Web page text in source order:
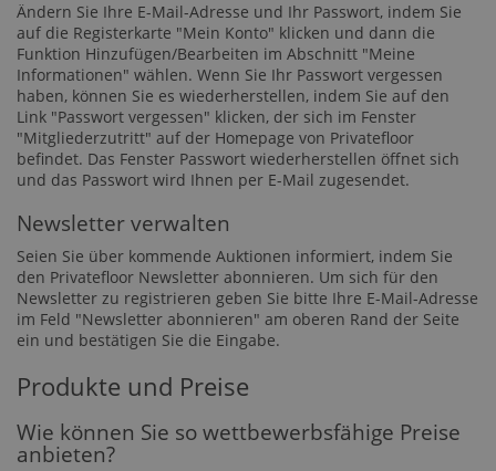
Ändern Sie Ihre E-Mail-Adresse und Ihr Passwort, indem Sie
auf die Registerkarte "Mein Konto" klicken und dann die
Funktion Hinzufügen/Bearbeiten im Abschnitt "Meine
Informationen" wählen. Wenn Sie Ihr Passwort vergessen
haben, können Sie es wiederherstellen, indem Sie auf den
Link "Passwort vergessen" klicken, der sich im Fenster
"Mitgliederzutritt" auf der Homepage von Privatefloor
befindet. Das Fenster Passwort wiederherstellen öffnet sich
und das Passwort wird Ihnen per E-Mail zugesendet.
Newsletter verwalten
Seien Sie über kommende Auktionen informiert, indem Sie
den Privatefloor Newsletter abonnieren. Um sich für den
Newsletter zu registrieren geben Sie bitte Ihre E-Mail-Adresse
im Feld "Newsletter abonnieren" am oberen Rand der Seite
ein und bestätigen Sie die Eingabe.
Produkte und Preise
Wie können Sie so wettbewerbsfähige Preise
anbieten?